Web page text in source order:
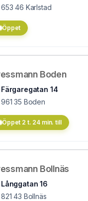
653 46 Karlstad
Öppet
Boden
Färgaregatan 14
961 35 Boden
Öppet 2 t. 24 min. till
Bollnäs
Långgatan 16
821 43 Bollnäs